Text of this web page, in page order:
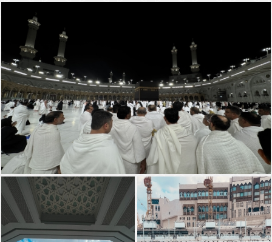
الحج.. خُطى الأرواح إلى الله